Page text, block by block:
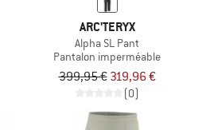
ARC'TERYX
Alpha SL Pant
Pantalon imperméable
399,95 € 319,96 €
(0)